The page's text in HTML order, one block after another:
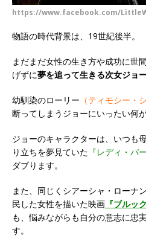
https://www.facebook.com/
物語の時代背景は、19世紀後半。
まだまだ女性の生き方や成功に世
げずに夢を追って生きる次女ジョ
幼馴染のローリー （ティモシー・
断ってしまうジョーにいったい何
ジョーのキャラクターは、いつも
り立ちを夢見ていた 『レディ・バ
ダブります。
また、同じくシアーシャ・ローナ
民した女性を描いた映画 『ブルッ
も、悩みながらも自分の意志に忠
す。